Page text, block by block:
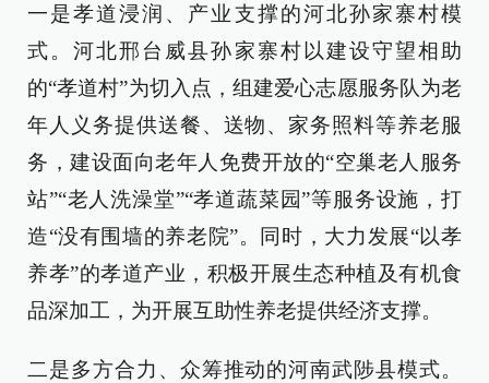
一是孝道浸润、产业支撑的河北孙家寨村模
式。河北邢台威县孙家寨村以建设守望相助
的“孝道村”为切入点，组建爱心志愿服务队为老
年人义务提供送餐、送物、家务照料等养老服
务，建设面向老年人免费开放的“空巢老人服务
站”“老人洗澡堂”“孝道蔬菜园”等服务设施，打
造“没有围墙的养老院”。同时，大力发展“以孝
养孝”的孝道产业，积极开展生态种植及有机食
品深加工，为开展互助性养老提供经济支撑。
二是多方合力、众筹推动的河南武陟县模式。